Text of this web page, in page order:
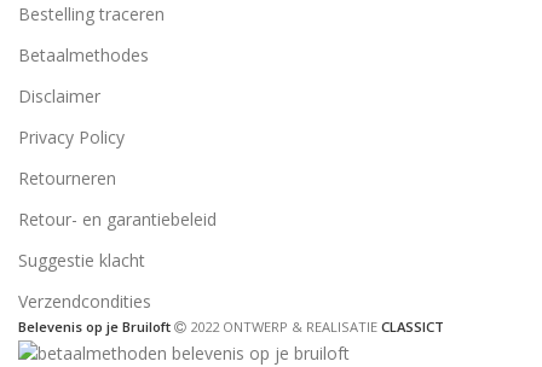
Bestelling traceren
Betaalmethodes
Disclaimer
Privacy Policy
Retourneren
Retour- en garantiebeleid
Suggestie klacht
Verzendcondities
Belevenis op je Bruiloft 2022 ONTWERP & REALISATIE CLASSICT